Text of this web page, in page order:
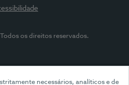
necessários, analíticos e de
os direitos reservados.